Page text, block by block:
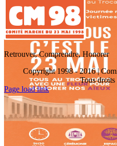
Retrouver, Comprendre, Honorer
Copyright 1998 - 2016 |
Tous droits
Toggle
Sliding
Area
Page load link
Go
Top